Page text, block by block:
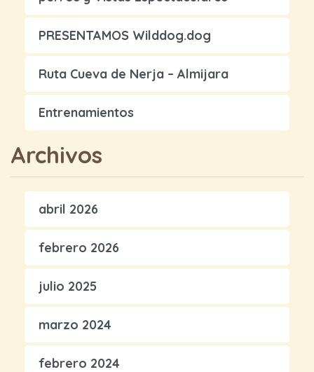
PRESENTAMOS Wilddog.dog
Ruta Cueva de Nerja – Almijara
Entrenamientos
Archivos
abril 2026
febrero 2026
julio 2025
marzo 2024
febrero 2024